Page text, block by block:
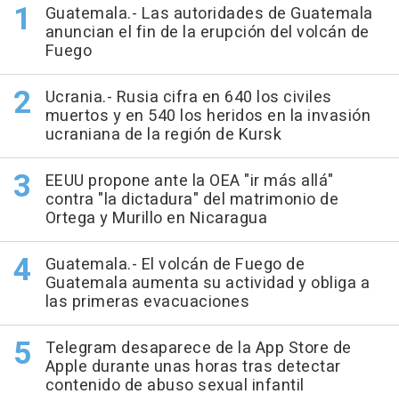
Guatemala.- Las autoridades de Guatemala
anuncian el fin de la erupción del volcán de
Fuego
Ucrania.- Rusia cifra en 640 los civiles
muertos y en 540 los heridos en la invasión
ucraniana de la región de Kursk
EEUU propone ante la OEA "ir más allá"
contra "la dictadura" del matrimonio de
Ortega y Murillo en Nicaragua
Guatemala.- El volcán de Fuego de
Guatemala aumenta su actividad y obliga a
las primeras evacuaciones
Telegram desaparece de la App Store de
Apple durante unas horas tras detectar
contenido de abuso sexual infantil